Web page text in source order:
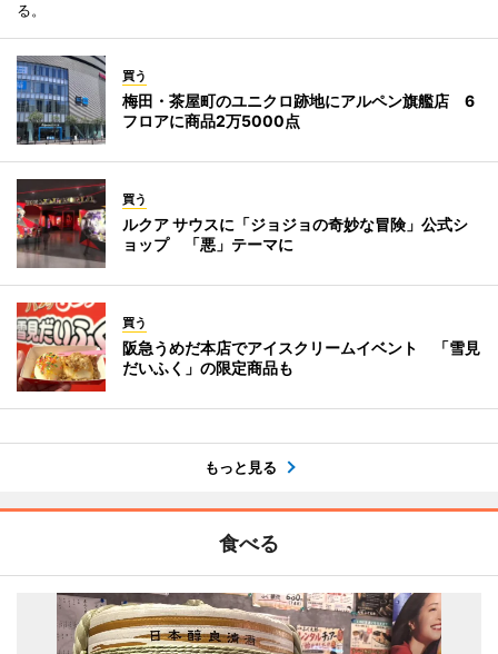
る。
買う
梅田・茶屋町のユニクロ跡地にアルペン旗艦店 6
フロアに商品2万5000点
買う
ルクア サウスに「ジョジョの奇妙な冒険」公式シ
ョップ 「悪」テーマに
買う
阪急うめだ本店でアイスクリームイベント 「雪見
だいふく」の限定商品も
もっと見る
食べる